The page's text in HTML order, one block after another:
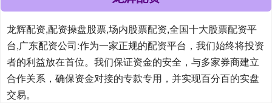
龙辉配资,配资操盘股票,场内股票配资,全国十大股票配资平
台,广东配资公司:作为一家正规的配资平台，我们始终将投资
者的利益放在首位。我们保证资金的安全，与多家券商建立
合作关系，确保资金对接的专款专用，并实现百分百的实盘
交易。